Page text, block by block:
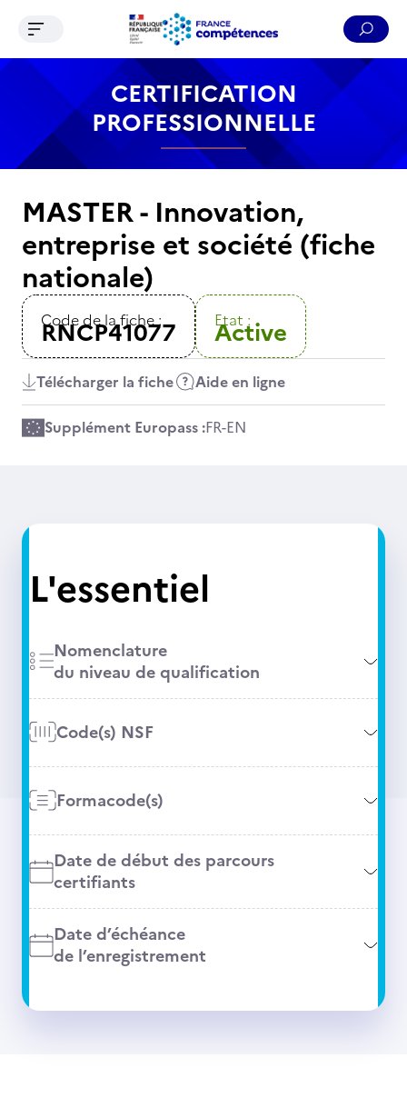
Contenu Recherche Menu Pied de page
Ouvrir le menu de navigation
CERTIFICATION
PROFESSIONNELLE
MASTER - Innovation,
entreprise et société (fiche
nationale)
Code de la fiche :
RNCP41077 Etat :
Active
Télécharger la fiche Aide en ligne
Supplément Europass :FR-EN
L'essentiel
Nomenclature
du niveau de qualification
Code(s) NSF
Formacode(s)
Date de début des parcours
certifiants
Date d’échéance
de l’enregistrement